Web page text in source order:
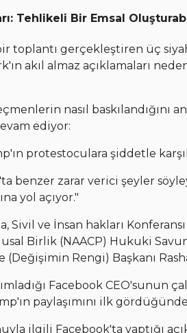
Tehlikeli Bir Emsal
toplantı gerçekleştiren üç
akıl almaz açıklamaları
nasıl baskılandığını
ediyor:
protestoculara şiddetle
benzer zarar verici şeyler
yol açıyor."
Sivil ve İnsan hakları
Birlik (NAACP) Hukuki
(Değişimin Rengi) Başkanı
Facebook CEO'sunun
paylaşımını ilk
ilgili Facebook'ta yaptığı